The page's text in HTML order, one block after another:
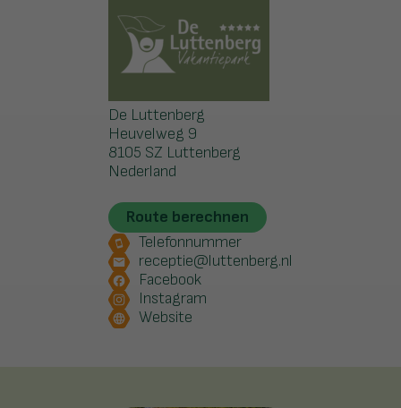
De Luttenberg
Heuvelweg 9
8105 SZ Luttenberg
Nederland
Route berechnen
Telefonnummer
receptie@luttenberg.nl
Facebook
Instagram
Website